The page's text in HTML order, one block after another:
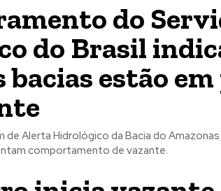
do
do Brasil
bacias estão
de Alerta Hidrológico da Bacia do
comportamento de vazante.